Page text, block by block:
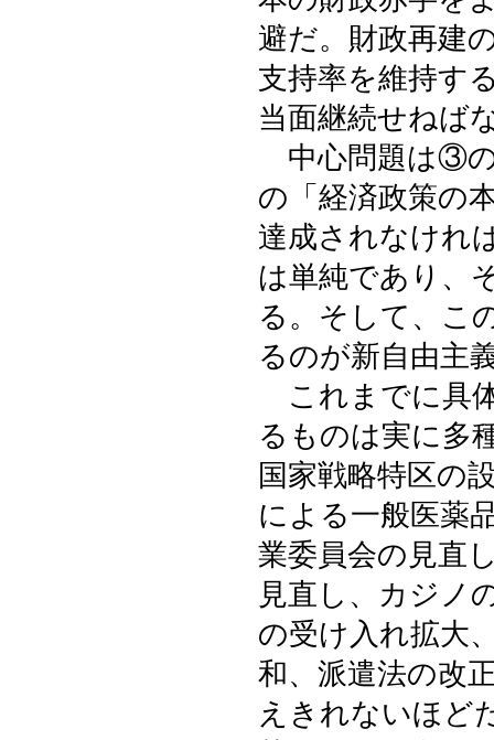
避だ。財政再建
支持率を維持す
当面継続せねば
中心問題は③の
の「経済政策の
達成されなけれ
は単純であり、
る。そして、こ
るのが新自由主
これまでに具
るものは実に多
国家戦略特区の
による一般医薬
業委員会の見直
見直し、カジノ
の受け入れ拡大
和、派遣法の改
えきれないほど